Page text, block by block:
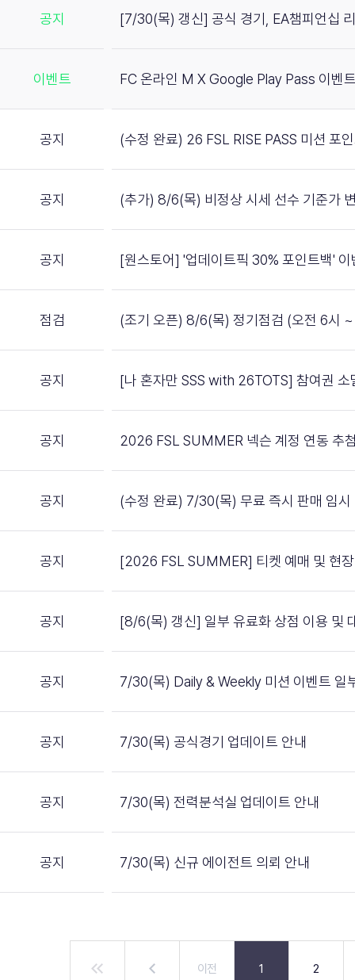
공지 [7/30(목) 갱신] 공식 경기, EA챔피언십
이벤트 FC 온라인 M X Google Play Pass 이벤
공지 (수정 완료) 26 FSL RISE PASS 미션 포
공지 (추가) 8/6(목) 비정상 시세 선수 기준가
공지 [원스토어] '업데이트픽 30% 포인트백' 이
점검 (조기 오픈) 8/6(목) 정기점검 (오전 6시 ~
공지 [나 혼자만 SSS with 26TOTS] 참여권 소
공지 2026 FSL SUMMER 넥슨 계정 연동 추
공지 (수정 완료) 7/30(목) 무료 즉시 판매 임시
공지 [2026 FSL SUMMER] 티켓 예매 및 현
공지 [8/6(목) 갱신] 일부 유료화 상점 이용 및
공지 7/30(목) Daily & Weekly 미션 이벤트 일
공지 7/30(목) 공식경기 업데이트 안내
공지 7/30(목) 전력분석실 업데이트 안내
공지 7/30(목) 신규 에이전트 의뢰 안내
이전 1 2